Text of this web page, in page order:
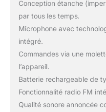
Conception étanche
par tous les temps.
Microphone avec
intégré.
Commandes via une
l’appareil.
Batterie rechargeable de
Fonctionnalité radio FM
Qualité sonore annoncée